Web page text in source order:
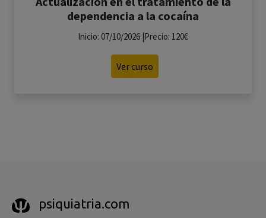
dependencia a la cocaína
Inicio: 07/10/2026 |Precio: 120€
Ver curso
psiquiatria.com